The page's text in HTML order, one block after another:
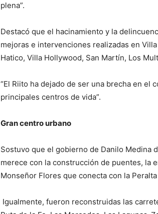
plena”.
Destacó que el hacinamiento y la
mejoras e intervenciones realizadas en
Hatico, Villa Hollywood, San Martín, Los
“El Riito ha dejado de ser una brecha en el
principales centros de vida”.
Gran centro urbano
Sostuvo que el gobierno de Danilo Medina
merece con la construcción de puentes, la
Monseñor Flores que conecta con la
Igualmente, fueron reconstruidas las